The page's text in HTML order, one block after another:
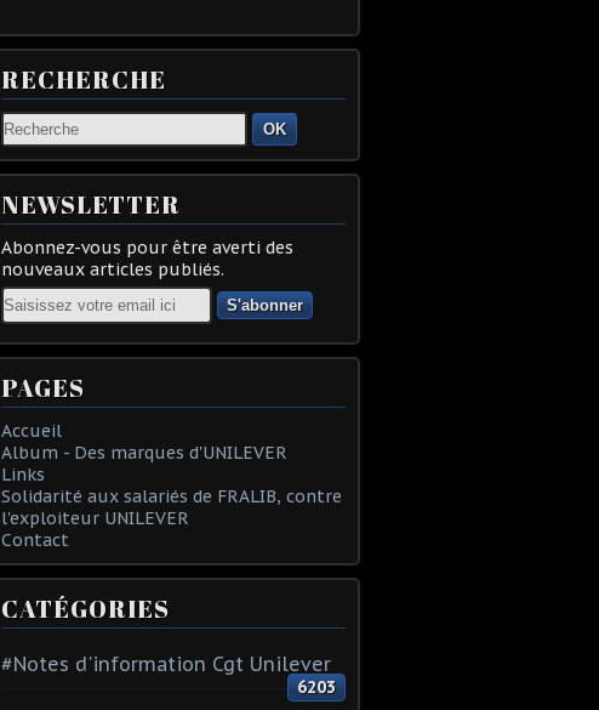
RECHERCHE
OK
NEWSLETTER
Abonnez-vous pour être averti des
nouveaux articles publiés.
Email
PAGES
Accueil
Album - Des marques d'UNILEVER
Links
Solidarité aux salariés de FRALIB, contre
l'exploiteur UNILEVER
Contact
CATÉGORIES
#Notes d'information Cgt Unilever
6203